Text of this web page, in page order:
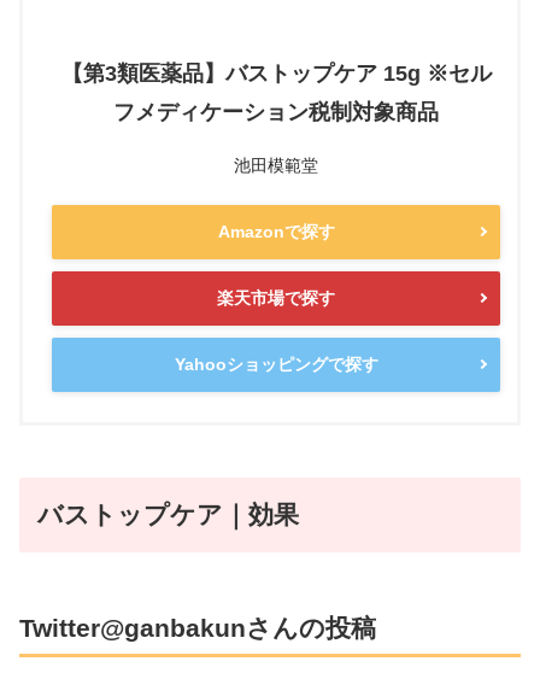
【第3類医薬品】バストップケア 15g ※セル
フメディケーション税制対象商品
池田模範堂
Amazonで探す
楽天市場で探す
Yahooショッピングで探す
バストップケア｜効果
Twitter@ganbakunさんの投稿